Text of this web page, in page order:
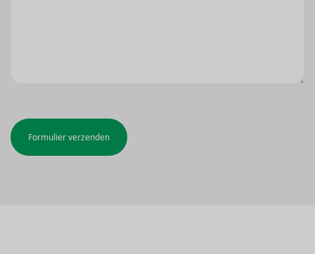
Formulier verzenden